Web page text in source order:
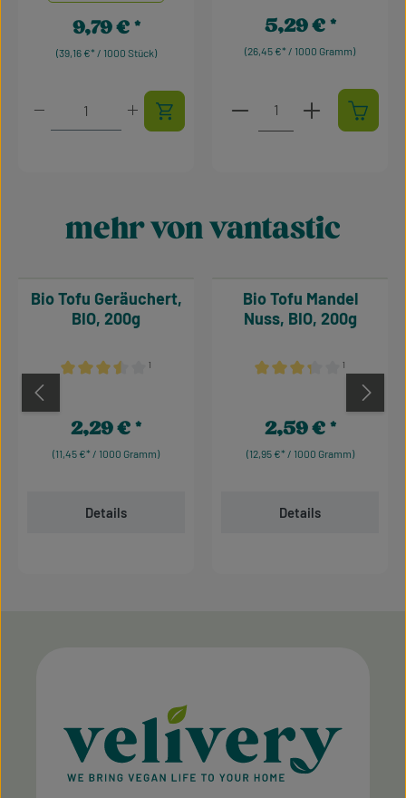
(39,16 €* / 1000 Stück)
Regulärer Preis:
9,79 €
Produkt Anzahl: Gib den gewünschten Wert ein
(26,45 €* / 1000 Gramm)
Regulärer Preis:
5,29 €
Produkt Anzahl: Gib
Produktgalerie überspringen
mehr von vantastic
¹
Bio Tofu Geräuchert,
BIO, 200g
(11,45 €* / 1000 Gramm)
Regulärer Preis:
2,29 €
Details
Durchschnittliche
¹
Bio Tofu Mandel
Nuss, BIO, 200g
(12,95 €* / 1000 Gramm)
Regulärer Preis:
2,59 €
Details